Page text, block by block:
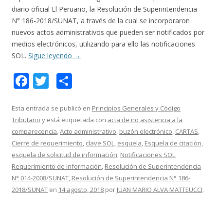
diario oficial El Peruano, la Resolución de Superintendencia
N° 186-2018/SUNAT, a través de la cual se incorporaron
nuevos actos administrativos que pueden ser notificados por
medios electrónicos, utilizando para ello las notificaciones
SOL. Sigue leyendo →
F
e
b
o
o
k
T
itt
er
m
p
ar
ti
r
Esta entrada se publicó en Principios Generales y Código
Tributario y está etiquetada con acta de no asistencia a la
comparecencia,Acto administrativo, buzón electrónico, CARTAS,
Cierre de requerimiento, clave SOL, esquela, Esquela de citación,
esquela de solicitud de información, Notificaciones SOL,
Requerimiento de información, Resolución de Superintendencia
N° 014-2008/SUNAT, Resolución de Superintendencia N° 186-
2018/SUNAT en 14 agosto, 2018 por JUAN MARIO ALVA MATTEUCCI.